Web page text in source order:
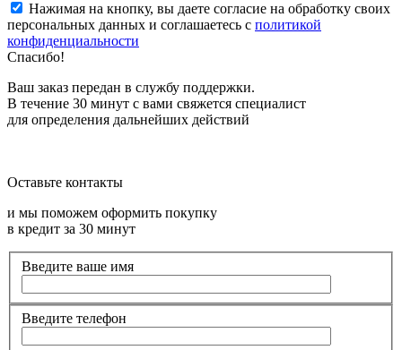
Нажимая на кнопку, вы даете согласие на обработку своих
персональных данных и соглашаетесь с политикой
конфиденциальности
Спасибо!
Ваш заказ передан в службу поддержки.
В течение 30 минут с вами свяжется специалист
для определения дальнейших действий
Оставьте контакты
и мы поможем оформить покупку
в кредит за 30 минут
Введите ваше имя
Введите телефон